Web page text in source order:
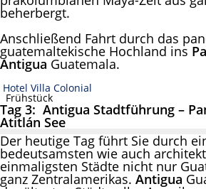
beherbergt.
Anschließend Fahrt durch das
guatemaltekische Hochland ins
Antigua Guatemala.
Hotel Villa Colonial
Frühstück
Tag 3: Antigua Stadtführung –
Atitlán See
Der heutige Tag führt Sie durch
bedeutsamsten wie auch
einmaligsten Städte nicht nur
ganz Zentralamerikas. Antigua